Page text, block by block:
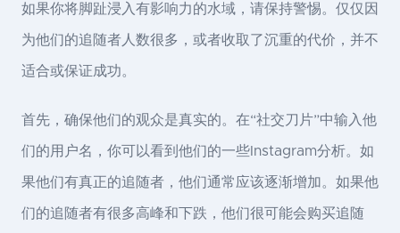
如果你将脚趾浸入有影响力的水域，请保持警惕。仅仅因
为他们的追随者人数很多，或者收取了沉重的代价，并不
适合或保证成功。
首先，确保他们的观众是真实的。在“社交刀片”中输入他
们的用户名，你可以看到他们的一些Instagram分析。如
果他们有真正的追随者，他们通常应该逐渐增加。如果他
们的追随者有很多高峰和下跌，他们很可能会购买追随